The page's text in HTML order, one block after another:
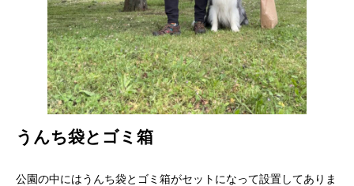
うんち袋とゴミ箱
公園の中にはうんち袋とゴミ箱がセットになって設置してありま